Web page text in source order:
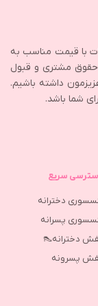
با قیمت مناسب به
حقوق مشتری و قبول
داشته باشیم.
شما باشد.
سریع
دخترانه
پسرانه
دخترانه👠
پسرونه